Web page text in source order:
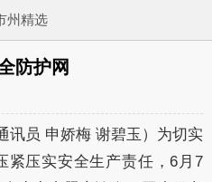
州精选
防护网
讯员 申娇梅 谢碧玉）为切实
紧压实安全生产责任，6月7